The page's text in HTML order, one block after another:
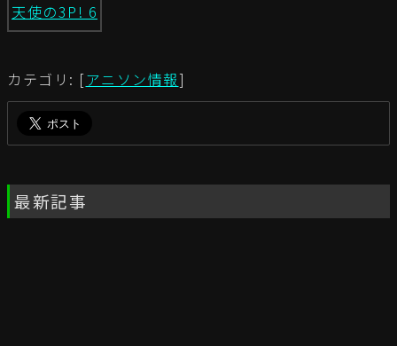
天使の3P! 6
カテゴリ: [アニソン情報]
最新記事